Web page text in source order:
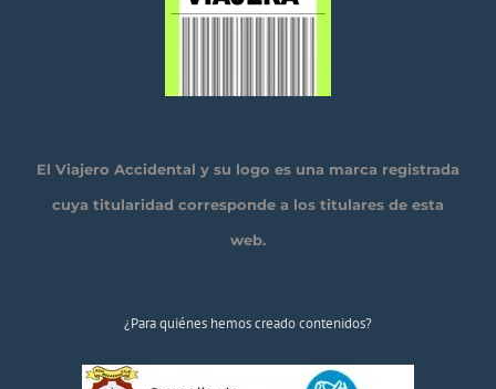
El Viajero Accidental y su logo es una marca registrada
cuya titularidad corresponde a los titulares de esta
web.
¿Para quiénes hemos creado contenidos?